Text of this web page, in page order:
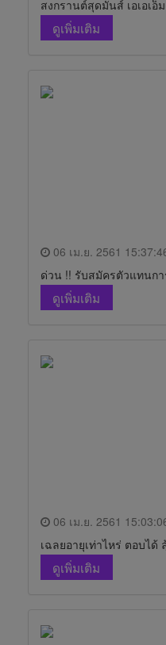
สงกรานต์สุดมันส์ เอเอเอ็
ดูเพิ่มเติม
06 เม.ย. 2561
ด่วน !! รับสมัครตัวแทนก
ดูเพิ่มเติม
06 เม.ย. 2561
เฉลยอายุเท่าไหร่ ตอบได้
ดูเพิ่มเติม